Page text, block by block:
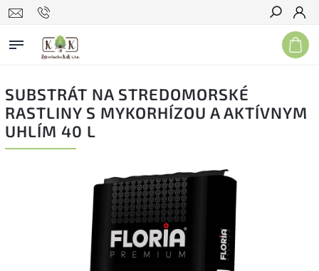
Hľadať
SUBSTRÁT NA STREDOMORSKÉ
RASTLINY S MYKORHÍZOU A AKTÍVNYM
UHLÍM 40 L